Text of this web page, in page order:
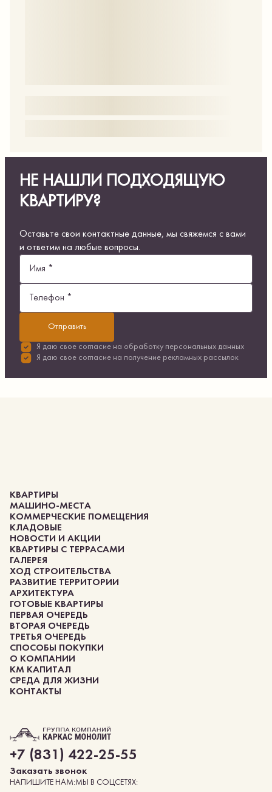
НЕ НАШЛИ ПОДХОДЯЩУЮ
КВАРТИРУ?
Оставьте свои контактные данные, мы свяжемся с вами
и ответим на любые вопросы.
Имя *
Телефон *
Отправить
Я даю свое согласие на обработку персональных данных
Я даю свое согласие на получение рекламных рассылок
КВАРТИРЫ
МАШИНО-МЕСТА
КОММЕРЧЕСКИЕ ПОМЕЩЕНИЯ
КЛАДОВЫЕ
НОВОСТИ И АКЦИИ
КВАРТИРЫ С ТЕРРАСАМИ
ГАЛЕРЕЯ
ХОД СТРОИТЕЛЬСТВА
РАЗВИТИЕ ТЕРРИТОРИИ
АРХИТЕКТУРА
ГОТОВЫЕ КВАРТИРЫ
ПЕРВАЯ ОЧЕРЕДЬ
ВТОРАЯ ОЧЕРЕДЬ
ТРЕТЬЯ ОЧЕРЕДЬ
СПОСОБЫ ПОКУПКИ
О КОМПАНИИ
КМ КАПИТАЛ
СРЕДА ДЛЯ ЖИЗНИ
КОНТАКТЫ
+7 (831) 422-25-55
заказать звонок
НАПИШИТЕ НАМ:МЫ В СОЦСЕТЯХ: